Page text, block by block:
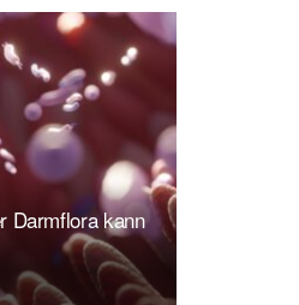
Darmflora kann